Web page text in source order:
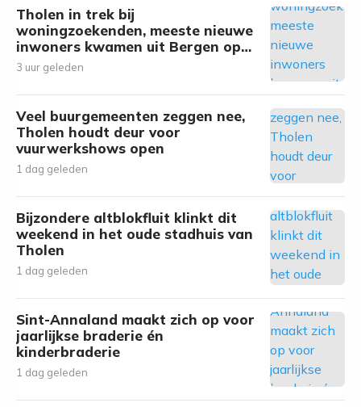
Tholen in trek bij
woningzoekenden, meeste nieuwe
inwoners kwamen uit Bergen op
Zoom
3 uur geleden
Veel buurgemeenten zeggen nee,
Tholen houdt deur voor
vuurwerkshows open
1 dag geleden
Bijzondere altblokfluit klinkt dit
weekend in het oude stadhuis van
Tholen
1 dag geleden
Sint-Annaland maakt zich op voor
jaarlijkse braderie én
kinderbraderie
1 dag geleden